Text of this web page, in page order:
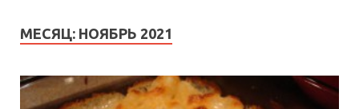
МЕСЯЦ: НОЯБРЬ 2021